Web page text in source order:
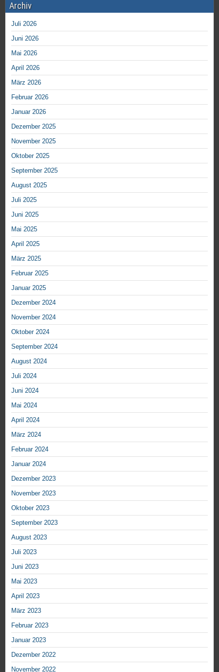
Archiv
Juli 2026
Juni 2026
Mai 2026
April 2026
März 2026
Februar 2026
Januar 2026
Dezember 2025
November 2025
Oktober 2025
September 2025
August 2025
Juli 2025
Juni 2025
Mai 2025
April 2025
März 2025
Februar 2025
Januar 2025
Dezember 2024
November 2024
Oktober 2024
September 2024
August 2024
Juli 2024
Juni 2024
Mai 2024
April 2024
März 2024
Februar 2024
Januar 2024
Dezember 2023
November 2023
Oktober 2023
September 2023
August 2023
Juli 2023
Juni 2023
Mai 2023
April 2023
März 2023
Februar 2023
Januar 2023
Dezember 2022
November 2022